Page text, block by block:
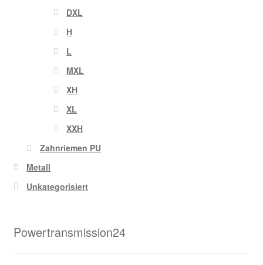
DXL
H
L
MXL
XH
XL
XXH
Zahnriemen PU
Metall
Unkategorisiert
Powertransmission24